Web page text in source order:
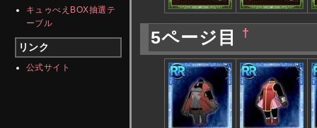
キュゥべえBOX抽選テ
ーブル
リンク
公式サイト
5ページ目 †